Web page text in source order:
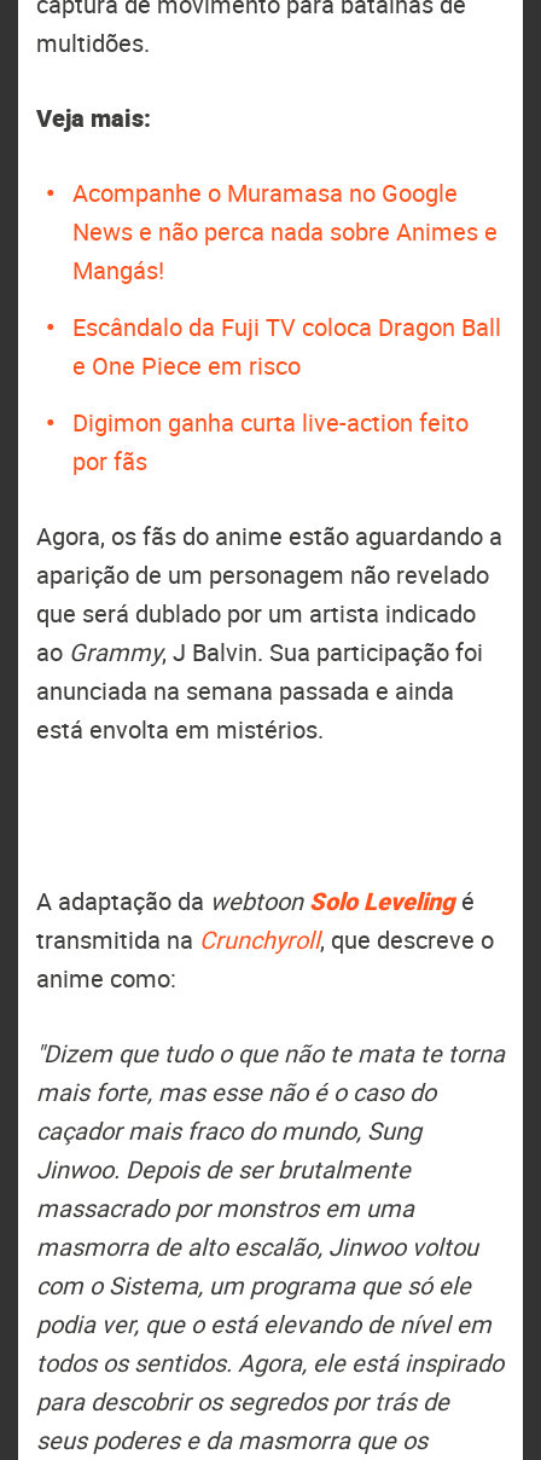
multidões.
Veja mais:
Acompanhe o Muramasa no Google
News e não perca nada sobre Animes e
Mangás!
Escândalo da Fuji TV coloca Dragon Ball
e One Piece em risco
Digimon ganha curta live-action feito
por fãs
Agora, os fãs do anime estão aguardando a
aparição de um personagem não revelado
que será dublado por um artista indicado
ao Grammy, J Balvin. Sua participação foi
anunciada na semana passada e ainda
está envolta em mistérios.
A adaptação da webtoonSolo Leveling é
transmitida na Crunchyroll, que descreve o
anime como:
"Dizem que tudo o que não te mata te torna
mais forte, mas esse não é o caso do
caçador mais fraco do mundo, Sung
Jinwoo. Depois de ser brutalmente
massacrado por monstros em uma
masmorra de alto escalão, Jinwoo voltou
com o Sistema, um programa que só ele
podia ver, que o está elevando de nível em
todos os sentidos. Agora, ele está inspirado
para descobrir os segredos por trás de
seus poderes e da masmorra que os